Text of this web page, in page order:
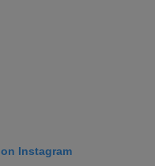
Instagram